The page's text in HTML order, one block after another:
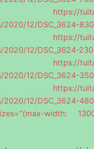
2020/12/DSC_3624-
12/DSC_3624-
12/DSC_3624-
2020/12/DSC_3624-
width: